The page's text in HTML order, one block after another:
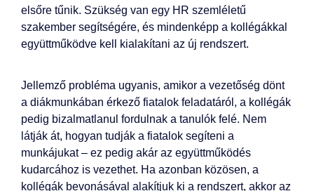
elsőre tűnik. Szükség van egy HR szemléletű
szakember segítségére, és mindenképp a kollégákkal
együttműködve kell kialakítani az új rendszert.
Jellemző probléma ugyanis, amikor a vezetőség dönt
a diákmunkában érkező fiatalok feladatáról, a kollégák
pedig bizalmatlanul fordulnak a tanulók felé. Nem
látják át, hogyan tudják a fiatalok segíteni a
munkájukat – ez pedig akár az együttműködés
kudarcához is vezethet. Ha azonban közösen, a
kollégák bevonásával alakítjuk ki a rendszert, akkor az